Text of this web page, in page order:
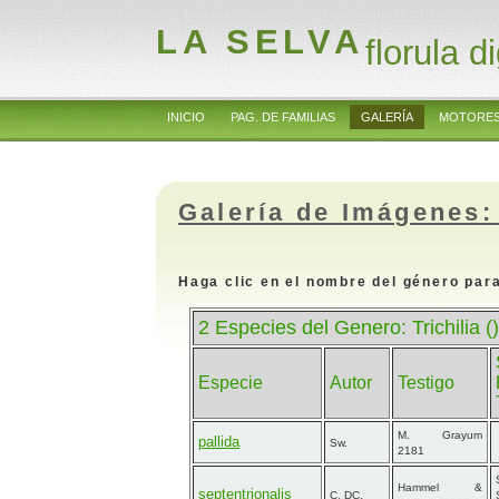
LA SELVAflorula
INICIO PAG. DE FAMILIAS GALERÍA
Galería de
Haga clic en el nombre del género
2 Especies del Genero: Trichilia ()
Especie Autor Testigo
pallida Sw.
M. Grayum
2181
septentrionalis C. DC.
Hammel &